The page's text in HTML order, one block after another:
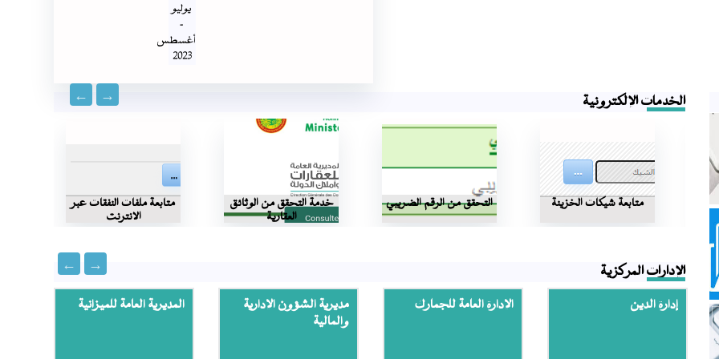
يوليو
-
أغسطس
2023
الخدمات الإلكترونية
متابعة شيكات الخزينة التحقق من الرقم الضريبي
خدمة التحقق من الوثائق
العقارية
متابعة ملفات النفقات عبر
الانترنت
الإدارات المركزية
إدارة الدين الإدارة العامة للجمارك
مديرية الشؤون الإدارية
والمالية
المديرية العامة للميزانية